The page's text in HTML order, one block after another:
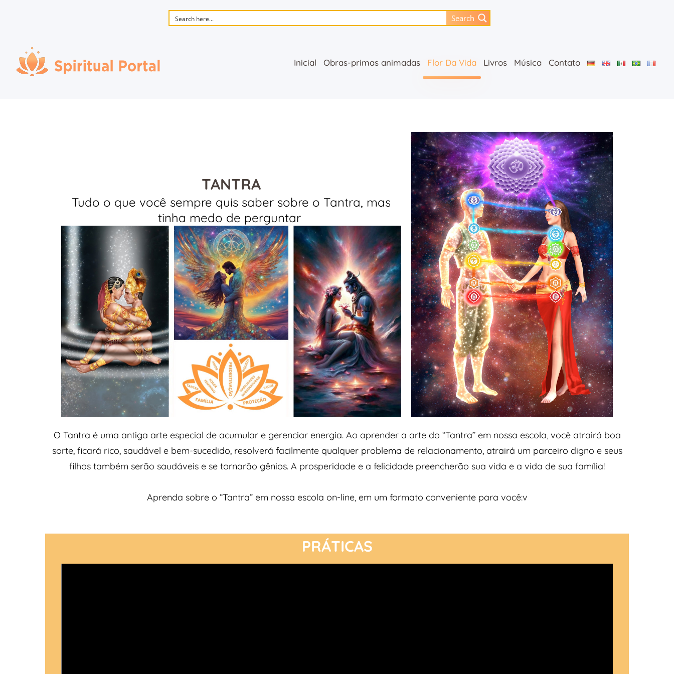
Search
Inicial Obras-primas animadas Flor Da Vida Livros Música Contato
Inicial
Contato
TANTRA
Tudo o que você sempre quis saber sobre o Tantra, mas
tinha medo de perguntar
O Tantra é uma antiga arte especial de acumular e gerenciar energia. Ao aprender a arte do “Tantra” em nossa escola, você atrairá boa
sorte, ficará rico, saudável e bem-sucedido, resolverá facilmente qualquer problema de relacionamento, atrairá um parceiro digno e seus
filhos também serão saudáveis e se tornarão gênios. A prosperidade e a felicidade preencherão sua vida e a vida de sua família!
Aprenda sobre o “Tantra” em nossa escola on-line, em um formato conveniente para você:v
PRÁTICAS